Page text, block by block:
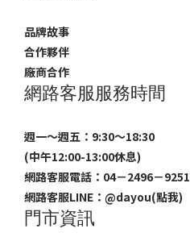
品牌故事
合作夥伴
廠商合作
網路客服服務時間
週一～週五：9:30～18:30
(中午12:00-13:00休息)
網路客服電話：04－2496－9251
網路客服LINE： @dayou(點我)
門市資訊